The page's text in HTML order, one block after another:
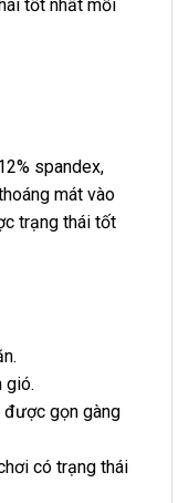
tốt nhất mỗi
spandex,
mát vào
trạng thái tốt
gió.
được gọn gàng
có trạng thái